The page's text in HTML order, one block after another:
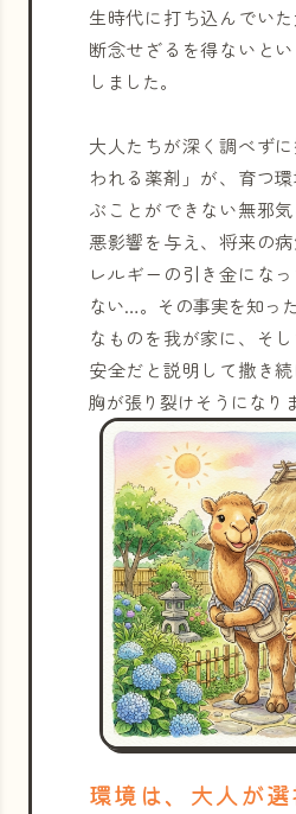
生時代に打ち込んでい
断念せざるを得ないと
しました。
大人たちが深く調べず
われる薬剤」が、育つ
ぶことができない無邪
悪影響を与え、将来の
レルギーの引き金にな
ない…。その事実を知っ
なものを我が家に、そ
安全だと説明して撒き
胸が張り裂けそうになり
環境は、大人が